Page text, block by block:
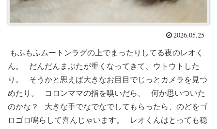
2026.05.25
もふもふムートンラグの上でまったりしてる夜のレオく
ん。 だんだんまぶたが重くなってきて、ウトウトした
り。 そうかと思えば大きなお目目でじっとカメラを見つ
めたり。 コロンママの指を嗅いだら、 何か思いついた
のかな？ 大きな手でなでなでしてもらったら、のどをゴ
ロゴロ鳴らして喜んじゃいます。 レオくんはとっても穏